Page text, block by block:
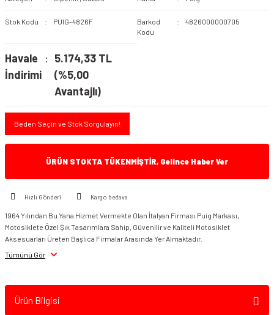
Stok Kodu PUIG-4826F
Barkod
Kodu
4826000000705
Havale
İndirimi
5.174,33 TL
(%5,00
Avantajlı)
Beden Seçin ve Stok Sorgulayın!
ÜRÜN STOKTA TÜKENMİŞTİR, Gelince Haber Ver
Hızlı Gönderi Kargo bedava
1964 Yılından Bu Yana Hizmet Vermekte Olan İtalyan Firması Puig Markası,
Motosiklete Özel Şık Tasarımlara Sahip, Güvenilir ve Kaliteli Motosiklet
Aksesuarları Üreten Başlıca Firmalar Arasında Yer Almaktadır.
Tümünü Gör
Ürün Bilgisi